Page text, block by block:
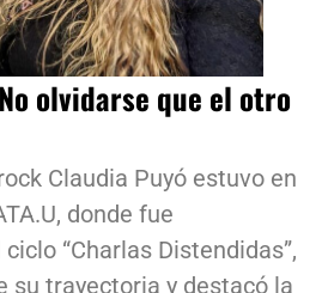
olvidarse que el otro
Claudia Puyó estuvo en
donde fue
“Charlas Distendidas”,
su trayectoria y destacó la